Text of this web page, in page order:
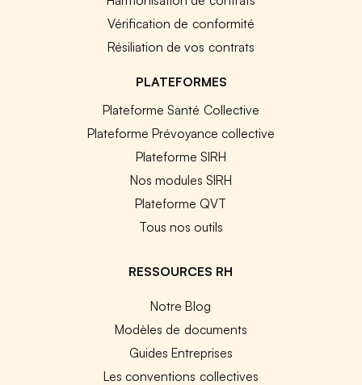
Vérification de conformité
Résiliation de vos contrats
PLATEFORMES
Plateforme Santé Collective
Plateforme Prévoyance collective
Plateforme SIRH
Nos modules SIRH
Plateforme QVT
Tous nos outils
RESSOURCES RH
Notre Blog
Modèles de documents
Guides Entreprises
Les conventions collectives